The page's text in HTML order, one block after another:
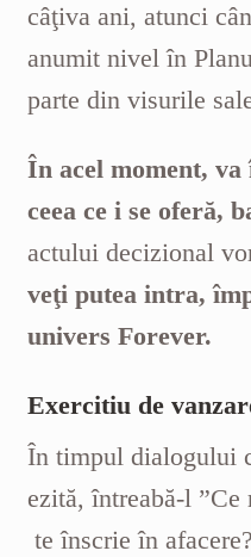
câţiva ani, atunci
anumit nivel în
parte din visurile
În acel moment, va
ceea ce i se oferă,
actului decizional
veţi putea intra,
univers Forever.
Exercitiu de
În timpul dialogului
ezită, întreabă-l
te înscrie în